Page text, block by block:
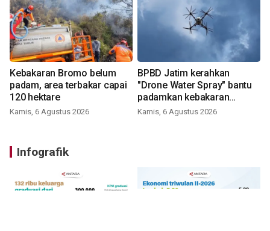
Kebakaran Bromo belum
padam, area terbakar capai
120 hektare
Kamis, 6 Agustus 2026
BPBD Jatim kerahkan
"Drone Water Spray" bantu
padamkan kebakaran
Bromo
Kamis, 6 Agustus 2026
Infografik